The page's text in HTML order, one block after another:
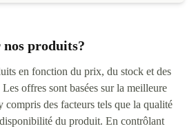
nos produits?
en fonction du prix, du stock et des
offres sont basées sur la meilleure
compris des facteurs tels que la qualité
du produit. En contrôlant